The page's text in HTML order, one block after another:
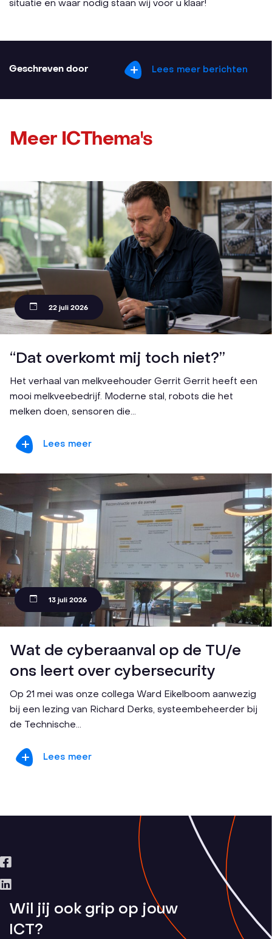
situatie en waar nodig staan wij voor u klaar!
Geschreven door Lees meer berichten
Meer ICThema's
22 juli 2026
“Dat overkomt mij toch niet?”
Het verhaal van melkveehouder Gerrit Gerrit heeft een
mooi melkveebedrijf. Moderne stal, robots die het
melken doen, sensoren die...
Lees meer
13 juli 2026
Wat de cyberaanval op de TU/e
ons leert over cybersecurity
Op 21 mei was onze collega Ward Eikelboom aanwezig
bij een lezing van Richard Derks, systeembeheerder bij
de Technische...
Lees meer
Wil jij ook grip op jouw
ICT?